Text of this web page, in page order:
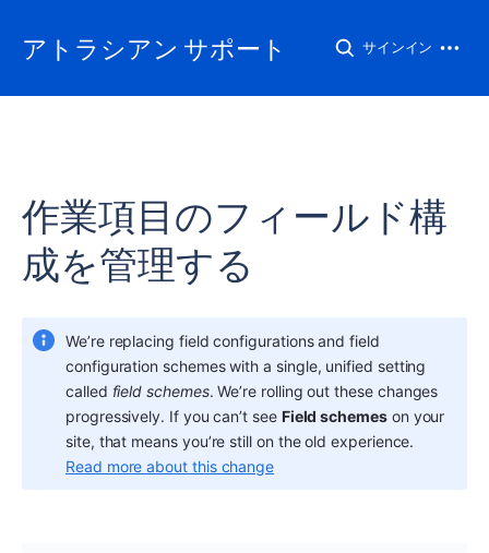
アトラシアン サポート サインイン
作業項目のフィールド構
成を管理する
We’re replacing field configurations and field
configuration schemes with a single, unified setting
called field schemes. We’re rolling out these changes
progressively. If you can’t see Field schemes on your
Read more about this change